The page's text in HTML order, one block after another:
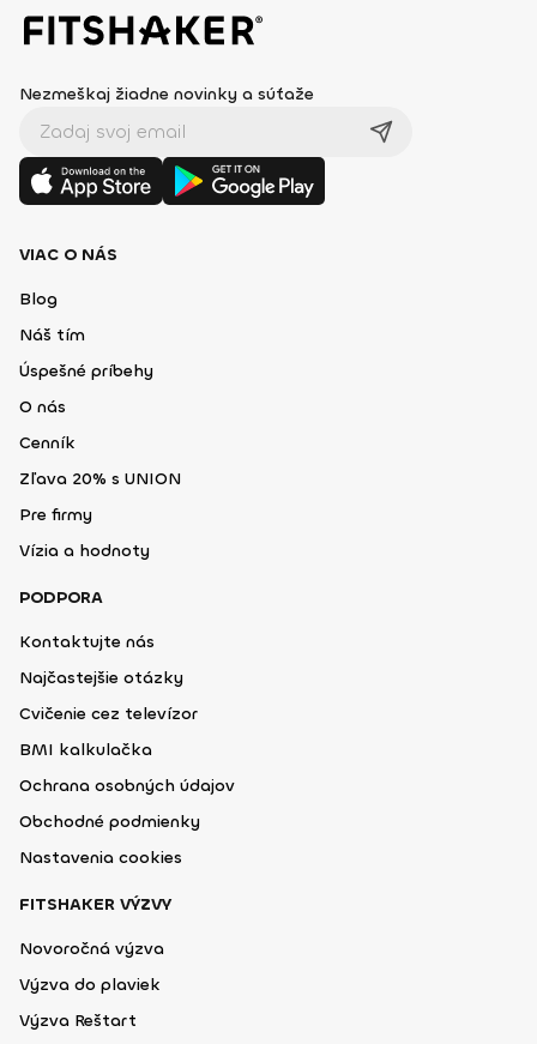
Nezmeškaj žiadne novinky a súťaže
VIAC O NÁS
Blog
Náš tím
Úspešné príbehy
O nás
Cenník
Zľava 20% s UNION
Pre firmy
Vízia a hodnoty
PODPORA
Kontaktujte nás
Najčastejšie otázky
Cvičenie cez televízor
BMI kalkulačka
Ochrana osobných údajov
Obchodné podmienky
Nastavenia cookies
FITSHAKER VÝZVY
Novoročná výzva
Výzva do plaviek
Výzva Reštart